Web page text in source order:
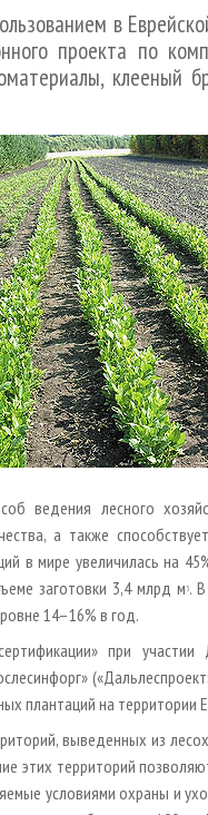
в
проекта по
клееный
ведения лесного
а также
в мире увеличилась на
заготовки 3,4 млрд м 3.
14–16% в год.
при участии
плантаций на территории
выведенных из
этих территорий
условиями охраны и